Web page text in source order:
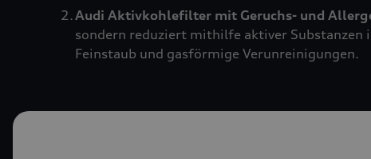
Audi Aktivkohlefilter mit Geruchs- und
sondern reduziert mithilfe aktiver Substanzen
Feinstaub und gasförmige Verunreinigungen.